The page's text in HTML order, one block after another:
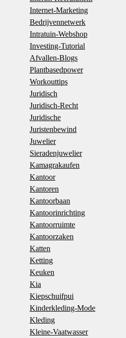
Internet-Marketing
Bedrijvennetwerk
Intratuin-Webshop
Investing-Tutorial
Afvallen-Blogs
Plantbasedpower
Workouttips
Juridisch
Juridisch-Recht
Juridische
Juristenbewind
Juwelier
Sieradenjuwelier
Kamagrakaufen
Kantoor
Kantoren
Kantoorbaan
Kantoorinrichting
Kantoorruimte
Kantoorzaken
Katten
Ketting
Keuken
Kia
Kiepschuifpui
Kinderkleding-Mode
Kleding
Kleine-Vaatwasser